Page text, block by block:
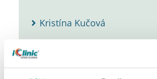
Kristína Kučová